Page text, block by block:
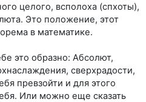
целого, всполоха (спхоты),
Это положение, этот
в математике.
это образно: Абсолют,
сверхрадости,
превзойти и для этого
Или можно еще сказать